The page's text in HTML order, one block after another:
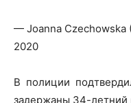
— Joanna Czechowska
2020
В полиции
задержаны 34-летний